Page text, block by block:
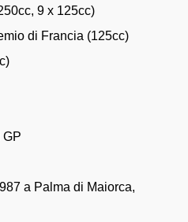
9 x 125cc)
di Francia (125cc)
GP
a Palma di Maiorca,